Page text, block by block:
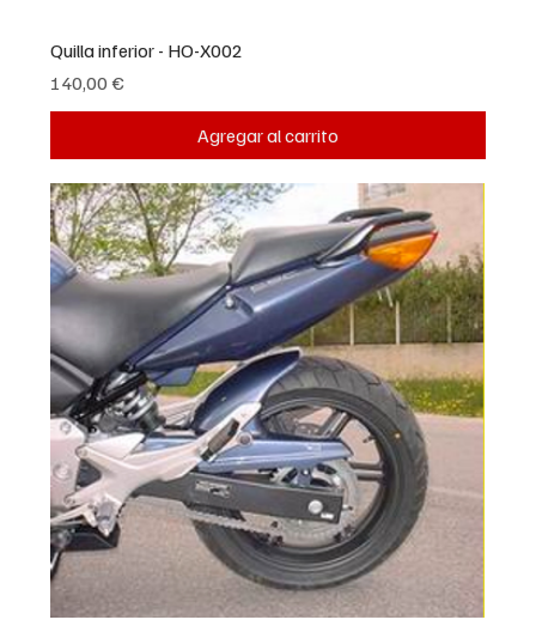
Quilla inferior - HO-X002
Precio
140,00 €
Agregar al carrito